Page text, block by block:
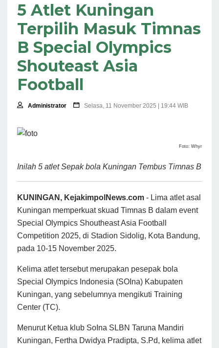
5 Atlet Kuningan
Terpilih Masuk Timnas
B Special Olympics
Shouteast Asia
Football
Administrator Selasa, 11 November 2025 | 19:44 WIB
Foto: Whyr
Inilah 5 atlet Sepak bola Kuningan Tembus Timnas B
KUNINGAN, KejakimpolNews.com - Lima atlet asal
Kuningan memperkuat skuad Timnas B dalam event
Special Olympics Shoutheast Asia Football
Competition 2025, di Stadion Sidolig, Kota Bandung,
pada 10-15 November 2025.
Kelima atlet tersebut merupakan pesepak bola
Special Olympics Indonesia (SOIna) Kabupaten
Kuningan, yang sebelumnya mengikuti Training
Center (TC).
Menurut Ketua klub SoIna SLBN Taruna Mandiri
Kuningan, Fertha Dwidya Pradipta, S.Pd, kelima atlet